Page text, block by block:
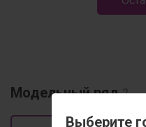
Выберите
Модельный ряд 2